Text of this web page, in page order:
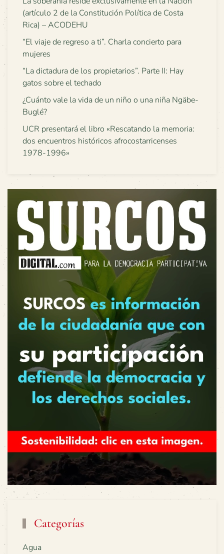
(artículo 2 de la Constitución Política de Costa
Rica) – ACODEHU
“El viaje de regreso a ti”. Charla concierto para
mujeres
“La dictadura de los propietarios”. Parte II: Hay
gatos sobre el techado
¿Cuánto vale la vida de un niño o una niña Ngäbe-
Buglé?
UCR presentará el libro «Rescatando la memoria:
dos encuentros históricos afrocostarricenses
1978-1996»
Categorías
Agua